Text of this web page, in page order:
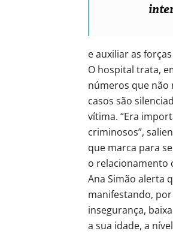
e auxiliar as
O hospital trata,
números que não
casos são
vítima. “Era
criminosos”,
que marca para
o relacionamento
Ana Simão alerta
manifestando,
insegurança,
a sua idade, a